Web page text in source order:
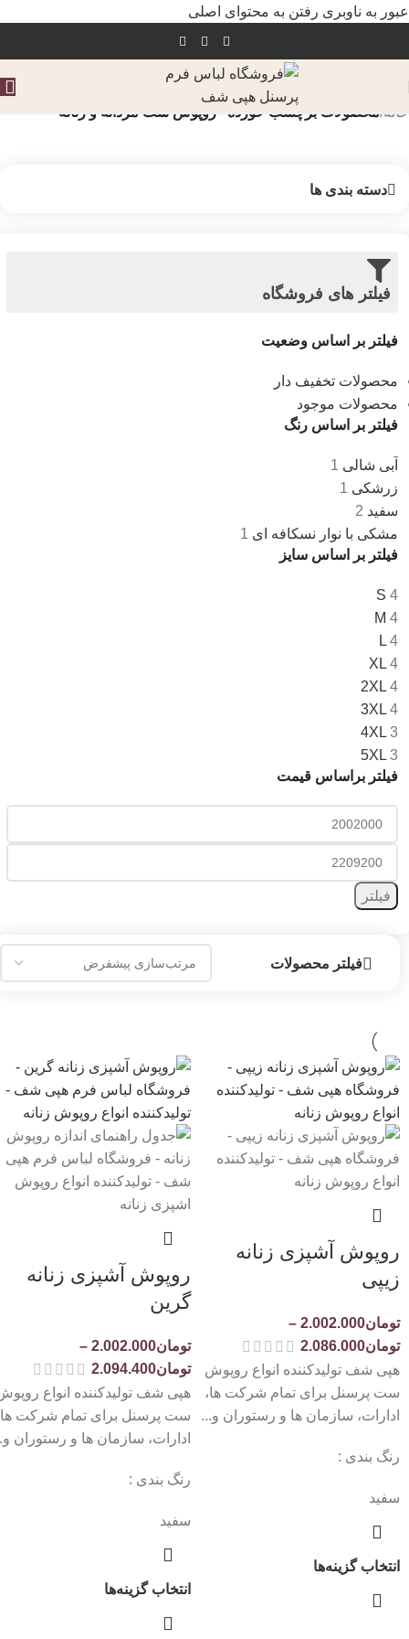
عبور به ناوبری رفتن به محتوای اصلی
خانه/محصولات برچسب خورده “روپوش ست مردانه و زنانه”
دسته بندی ها
فیلتر های فروشگاه
فیلتر بر اساس وضعیت
محصولات تخفیف دار
محصولات موجود
فیلتر بر اساس رنگ
آبی شالی 1
زرشکی 1
سفید 2
مشکی با نوار نسکافه ای 1
فیلتر بر اساس سایز
S 4
M 4
L 4
XL 4
2XL 4
3XL 4
4XL 3
5XL 3
فیلتر براساس قیمت
فیلتر
فیلتر محصولات
روپوش آشپزی زنانه
زیپی
تومان2.002.000
–
تومان2.086.000
هپی شف تولیدکننده انواع روپوش
ست پرسنل برای تمام شرکت ها،
ادارات، سازمان ها و رستوران و...
رنگ بندی :
سفید
انتخاب گزینه‌ها
روپوش آشپزی زنانه
گرین
تومان2.002.000
–
تومان2.094.400
هپی شف تولیدکننده انواع
ست پرسنل برای تمام شرکت
ادارات، سازمان ها و رستوران
رنگ بندی :
سفید
انتخاب گزینه‌ها